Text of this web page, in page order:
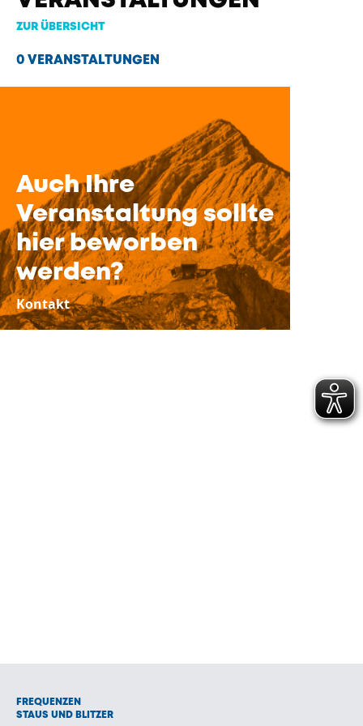
ZUR ÜBERSICHT
0 VERANSTALTUNGEN
Auch Ihre
Veranstaltung sollte
hier beworben
werden?
Kontakt
FREQUENZEN
STAUS UND BLITZER